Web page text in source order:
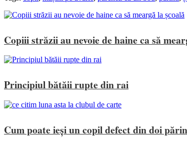
Copiii străzii au nevoie de haine ca să
Principiul bătăii rupte din rai
Cum poate ieși un copil defect din doi